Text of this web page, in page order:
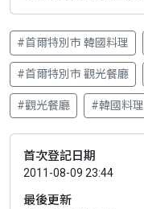
#首爾特別市 韓國料理
#首爾特別市 觀光餐廳
#觀光餐廳 #韓國料理
首次登記日期
2011-08-09 23:44
最後更新